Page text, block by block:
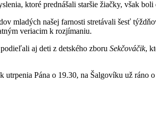
ktoré prednášali staršie žiačky, však
mladých našej farnosti stretávali šesť
veriacim k rozjímaniu.
aj deti z detského zboru Sekčováčik,
utrpenia Pána o 19.30, na Šalgovíku už ráno